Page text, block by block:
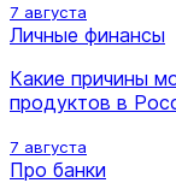
7 августа
Личные финансы
Какие причины
продуктов в
7 августа
Про банки